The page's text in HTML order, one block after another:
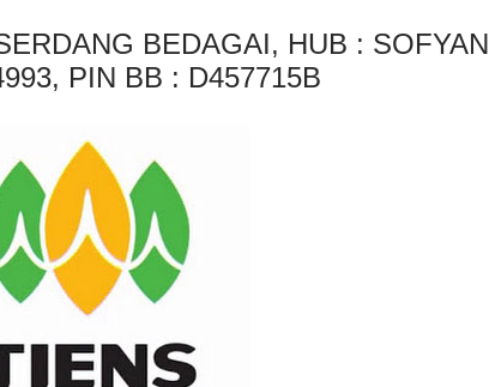
BEDAGAI, HUB : SOFYAN
PIN BB : D457715B